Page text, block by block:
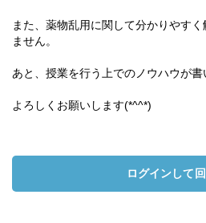
また、薬物乱用に関して分かりやす
ません。
あと、授業を行う上でのノウハウが
よろしくお願いします(*^^*)
ログインして